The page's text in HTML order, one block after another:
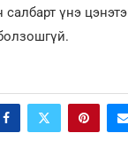
салбарт үнэ